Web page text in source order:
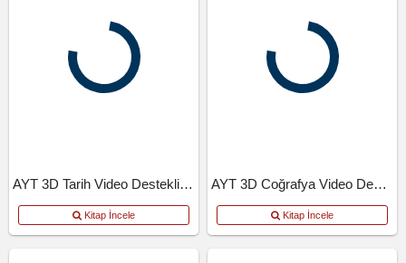
AYT 3D Tarih Video Destekli Defter
Kitap İncele
AYT 3D Coğrafya Video Destekli Defter
Kitap İncele